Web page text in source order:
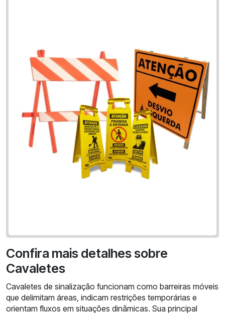
Confira mais detalhes sobre
Cavaletes
Cavaletes de sinalização funcionam como barreiras móveis
que delimitam áreas, indicam restrições temporárias e
orientam fluxos em situações dinâmicas. Sua principal